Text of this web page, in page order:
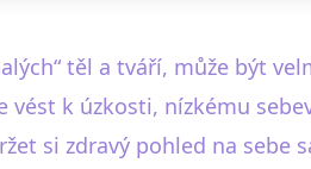
těl a tváří, může být
k úzkosti, nízkému
si zdravý pohled na sebe